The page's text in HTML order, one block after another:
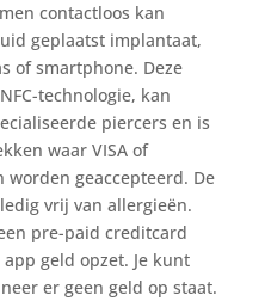
contactloos kan
geplaatst implantaat,
of smartphone. Deze
technologie, kan
piercers en is
waar VISA of
geaccepteerd. De
vrij van allergieën.
pre-paid creditcard
geld opzet. Je kunt
er geen geld op staat.